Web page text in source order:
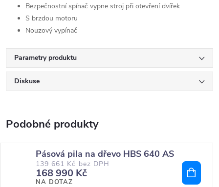
Bezpečnostní spínač vypne stroj při otevření dvířek
S brzdou motoru
Nouzový vypínač
Parametry produktu
Diskuse
Pásová pila na dřevo HBS 640 AS
139 661 Kč bez DPH
168 990 Kč
NA DOTAZ